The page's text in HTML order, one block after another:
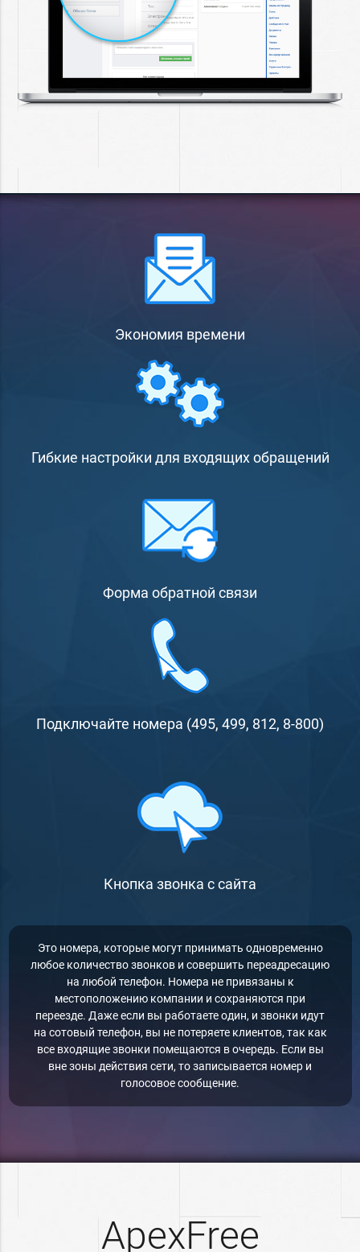
Экономия времени
Гибкие настройки для входящих обращений
Форма обратной связи
Подключайте номера (495, 499, 812, 8-800)
Кнопка звонка с сайта
Это номера, которые могут принимать одновременно
любое количество звонков и совершить переадресацию
на любой телефон. Номера не привязаны к
местоположению компании и сохраняются при
переезде. Даже если вы работаете один, и звонки идут
на сотовый телефон, вы не потеряете клиентов, так как
все входящие звонки помещаются в очередь. Если вы
вне зоны действия сети, то записывается номер и
голосовое сообщение.
ApexFree